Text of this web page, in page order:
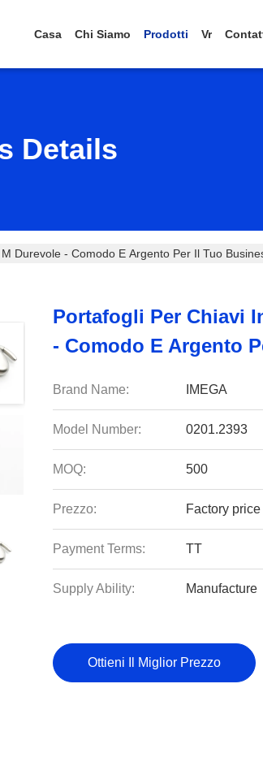
Casa Chi Siamo Prodotti Vr
Details
Durevole - Comodo E Argento Per Il Tuo
Portafogli Per Chiavi
- Comodo E Argento
Brand Name: IMEGA
Model Number: 0201.2393
MOQ: 500
Prezzo: Factory price
Payment Terms: TT
Supply Ability: Manufacture
Ottieni Il Miglior Prezzo